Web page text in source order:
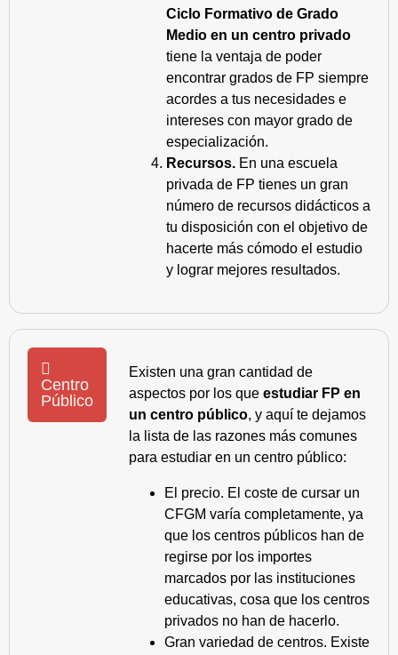
Ciclo Formativo de Grado
Medio en un centro privado
tiene la ventaja de poder
encontrar grados de FP siempre
acordes a tus necesidades e
intereses con mayor grado de
especialización.
Recursos. En una escuela
privada de FP tienes un gran
número de recursos didácticos a
tu disposición con el objetivo de
hacerte más cómodo el estudio
y lograr mejores resultados.
Centro
Público
Existen una gran cantidad de
aspectos por los que estudiar FP en
un centro público, y aquí te dejamos
la lista de las razones más comunes
para estudiar en un centro público:
El precio. El coste de cursar un
CFGM varía completamente, ya
que los centros públicos han de
regirse por los importes
marcados por las instituciones
educativas, cosa que los centros
privados no han de hacerlo.
Gran variedad de centros. Existe